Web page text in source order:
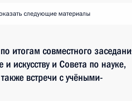
следующие материалы
итогам совместного
искусству и Совета по науке,
встречи с учёными-